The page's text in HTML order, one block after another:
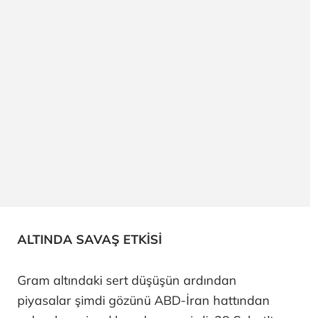
ALTINDA SAVAŞ ETKİSİ
Gram altındaki sert düşüşün ardından
piyasalar şimdi gözünü ABD-İran hattından